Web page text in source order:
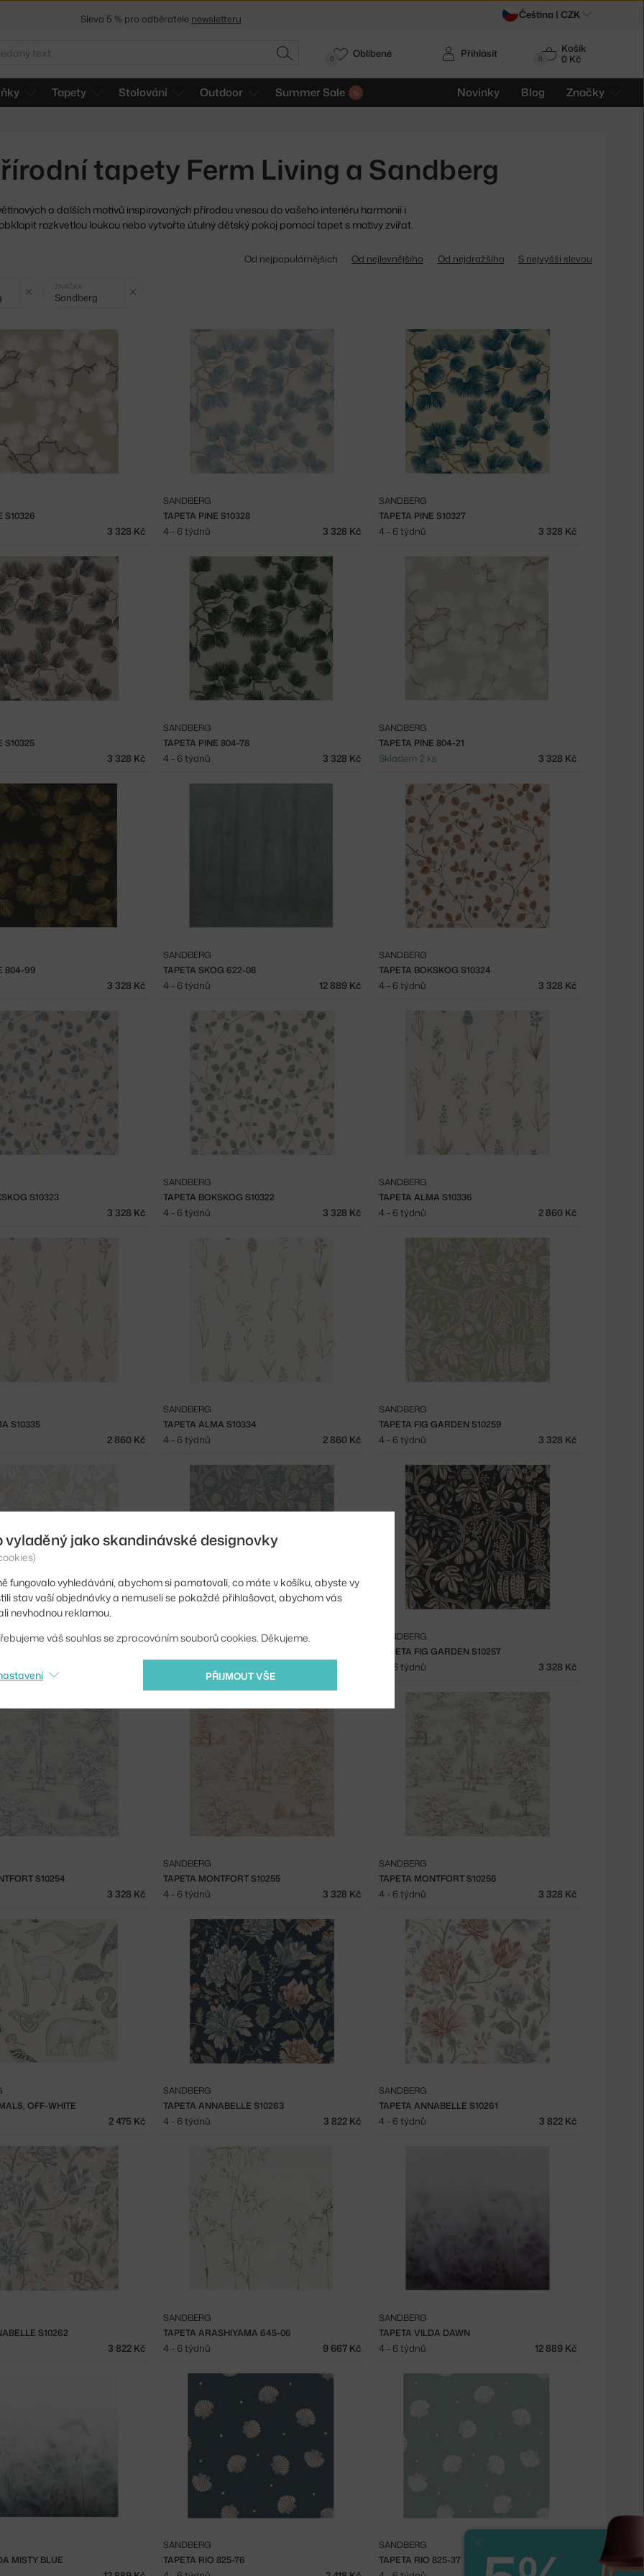
HLEDAT 0
Košík
0 Kč
Tapety Stolování Outdoor Summer Sale Novinky Blog Značky
Přihlásit
0 Oblíbené
tapety Ferm Living a Sandberg
a dalších motivů inspirovaných přírodou vnesou dovašeho interiéru harmonii i
rozkvetlou loukou nebo vytvořte útulný dětský pokoj pomocí tapet s motivy zvířat.
Od nejpopulárnějších Od nejlevnějšího Od nejdražšího S nejvyšší slevou
ZNAČKA
Sandberg
S10326
3 328 Kč
TAPETA PINE S10328
SANDBERG
4 - 6 týdnů 3 328 Kč
TAPETA PINE S10327
SANDBERG
4 - 6 týdnů 3 328 Kč
S10325
3 328 Kč
TAPETA PINE 804-78
SANDBERG
4 - 6 týdnů 3 328 Kč
TAPETA PINE 804-21
SANDBERG
Skladem 2 ks 3 328 Kč
804-99
3 328 Kč
TAPETA SKOG 622-08
SANDBERG
4 - 6 týdnů 12 889 Kč
TAPETA BOKSKOG S10324
SANDBERG
4 - 6 týdnů 3 328 Kč
S10323
3 328 Kč
TAPETA BOKSKOG S10322
SANDBERG
4 - 6 týdnů 3 328 Kč
TAPETA ALMA S10336
SANDBERG
4 - 6 týdnů 2 860 Kč
S10335
2 860 Kč
TAPETA ALMA S10334
SANDBERG
4 - 6 týdnů 2 860 Kč
TAPETA FIG GARDEN S10259
SANDBERG
4 - 6 týdnů 3 328 Kč
SANDBERG
TAPETA FIG GARDEN S10257
SANDBERG
4 - 6 týdnů 3 328 Kč
S10254
3 328 Kč
TAPETA MONTFORT S10255
SANDBERG
4 - 6 týdnů 3 328 Kč
TAPETA MONTFORT S10256
SANDBERG
4 - 6 týdnů 3 328 Kč
OFF-WHITE
2 475 Kč
TAPETA ANNABELLE S10263
SANDBERG
4 - 6 týdnů 3 822 Kč
TAPETA ANNABELLE S10261
SANDBERG
4 - 6 týdnů 3 822 Kč
S10262
3 822 Kč
TAPETA ARASHIYAMA 645-06
SANDBERG
4 - 6 týdnů 9 667 Kč
TAPETA VILDA DAWN
SANDBERG
4 - 6 týdnů 12 889 Kč
MISTY BLUE TAPETA RIO 825-76
SANDBERG
TAPETA RIO 825-37
SANDBERG
Sleva 5 % pro odběratele newsletteru Čeština | CZK
vyladěný jako skandinávské designovky
fungovalo vyhledávání, abychom si pamatovali, co máte v košíku, abyste vy
stav vaší objednávky a nemuseli se pokaždé přihlašovat, abychom vás
nevhodnou reklamou.
váš souhlas se zpracováním souborů cookies. Děkujeme.
PŘIJMOUT VŠE